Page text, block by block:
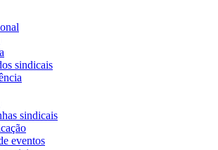
sindicais
sindicais
eventos